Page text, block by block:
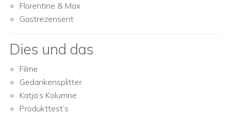
Florentine & Max
Gastrezensent
Dies und das
Filme
Gedankensplitter
Katja’s Kolumne
Produkttest’s